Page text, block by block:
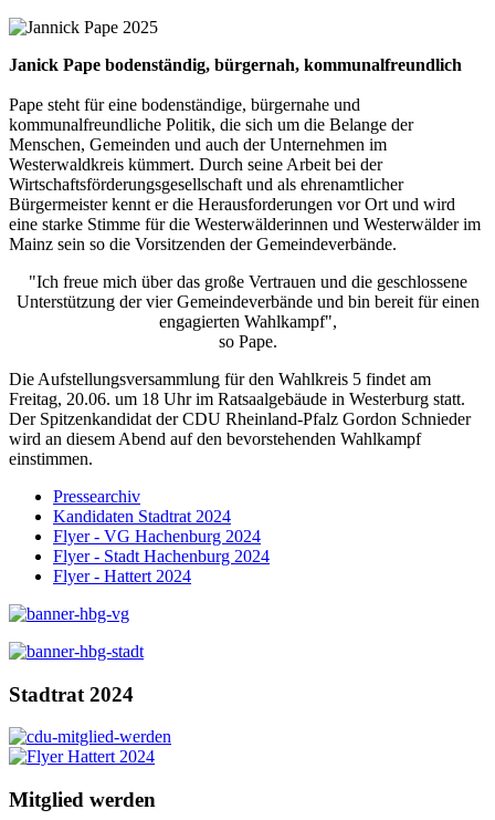
Janick Pape bodenständig, bürgernah, kommunalfreundlich
Pape steht für eine bodenständige, bürgernahe und
kommunalfreundliche Politik, die sich um die Belange der
Menschen, Gemeinden und auch der Unternehmen im
Westerwaldkreis kümmert. Durch seine Arbeit bei der
Wirtschaftsförderungsgesellschaft und als ehrenamtlicher
Bürgermeister kennt er die Herausforderungen vor Ort und wird
eine starke Stimme für die Westerwälderinnen und Westerwälder im
Mainz sein so die Vorsitzenden der Gemeindeverbände.
"Ich freue mich über das große Vertrauen und die geschlossene
Unterstützung der vier Gemeindeverbände und bin bereit für einen
engagierten Wahlkampf",
so Pape.
Die Aufstellungsversammlung für den Wahlkreis 5 findet am
Freitag, 20.06. um 18 Uhr im Ratsaalgebäude in Westerburg statt.
Der Spitzenkandidat der CDU Rheinland-Pfalz Gordon Schnieder
wird an diesem Abend auf den bevorstehenden Wahlkampf
einstimmen.
Pressearchiv
Kandidaten Stadtrat 2024
Flyer - VG Hachenburg 2024
Flyer - Stadt Hachenburg 2024
Flyer - Hattert 2024
Stadtrat 2024
Mitglied werden